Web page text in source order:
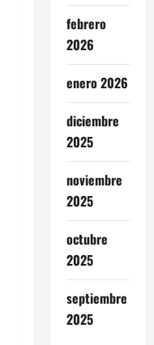
febrero
2026
enero 2026
diciembre
2025
noviembre
2025
octubre
2025
septiembre
2025